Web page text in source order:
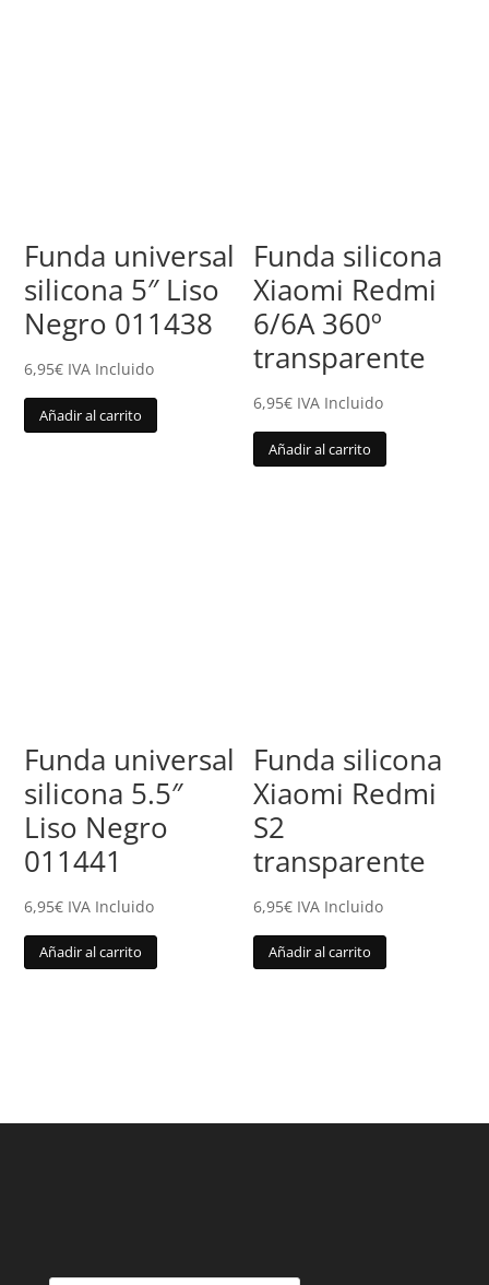
Funda universal
silicona 5″ Liso
Negro 011438
6,95€ IVA Incluido
Añadir al carrito
Funda silicona
Xiaomi Redmi
6/6A 360º
transparente
6,95€ IVA Incluido
Añadir al carrito
Funda universal
silicona 5.5″
Liso Negro
011441
6,95€ IVA Incluido
Añadir al carrito
Funda silicona
Xiaomi Redmi
S2
transparente
6,95€ IVA Incluido
Añadir al carrito